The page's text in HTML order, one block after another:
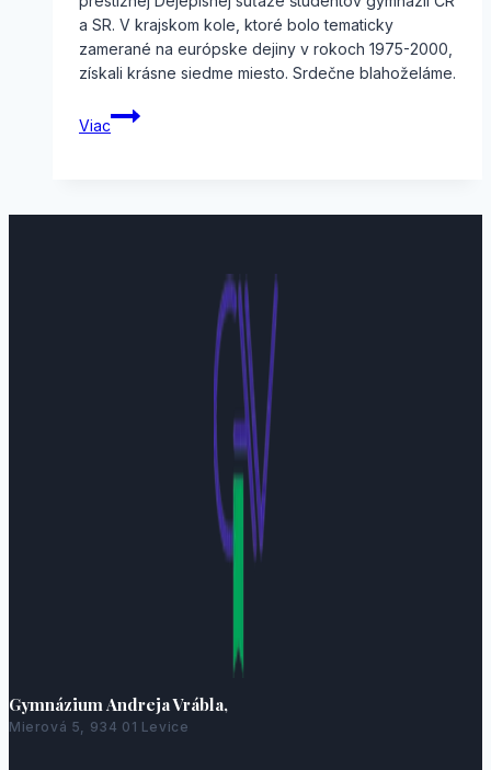
a SR. V krajskom kole, ktoré bolo tematicky
zamerané na európske dejiny v rokoch 1975-2000,
získali krásne siedme miesto. Srdečne blahoželáme.
Viac
Dejepisná
súťaž
Gymnázium Andreja Vrábla,
Mierová 5, 934 01 Levice